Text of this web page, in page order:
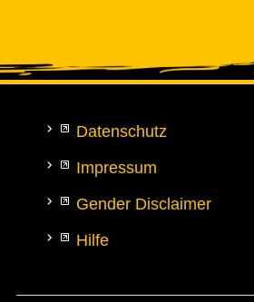
Datenschutz
Impressum
Gender Disclaimer
Hilfe